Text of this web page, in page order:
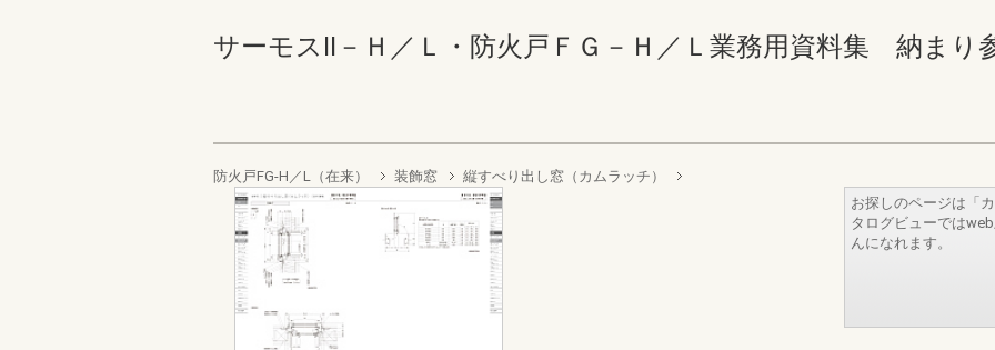
サーモスⅡ－Ｈ／Ｌ・防火戸ＦＧ－Ｈ／Ｌ業務用資料集 納まり
防火戸FG-H／L（在来） 装飾窓 縦すべり出し窓（カムラッチ）
お探しのページは「
タログビューでは
んになれます。